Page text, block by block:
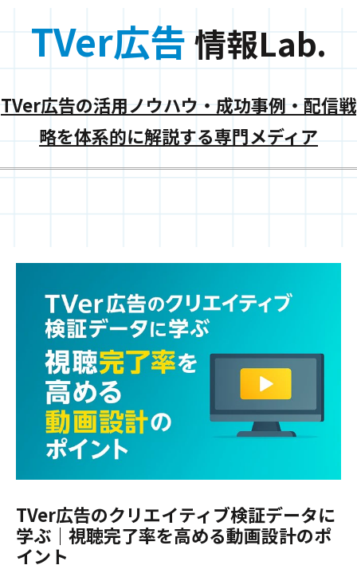
TVer広告 情報Lab.
TVer広告の活用ノウハウ・成功事例・配信戦
略を体系的に解説する専門メディア
TVer広告のクリエイティブ検証データに
学ぶ｜視聴完了率を高める動画設計のポ
イント